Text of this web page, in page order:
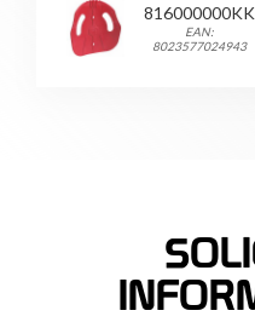
816000000KK
EAN:
8023577024943